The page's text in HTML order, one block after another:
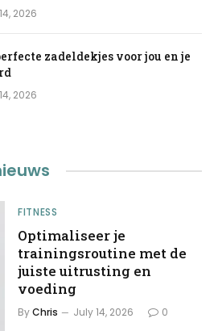
2026
zadeldekjes voor jou en je
2026
FITNESS
Optimaliseer je
trainingsroutine met de
juiste uitrusting en
voeding
ByChris July 14, 2026 0